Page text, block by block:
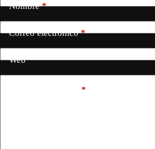
Nombre*
Correo electrónico*
Web
*